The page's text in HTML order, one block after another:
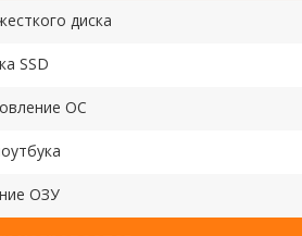
диска
SSD
ОС
ОЗУ